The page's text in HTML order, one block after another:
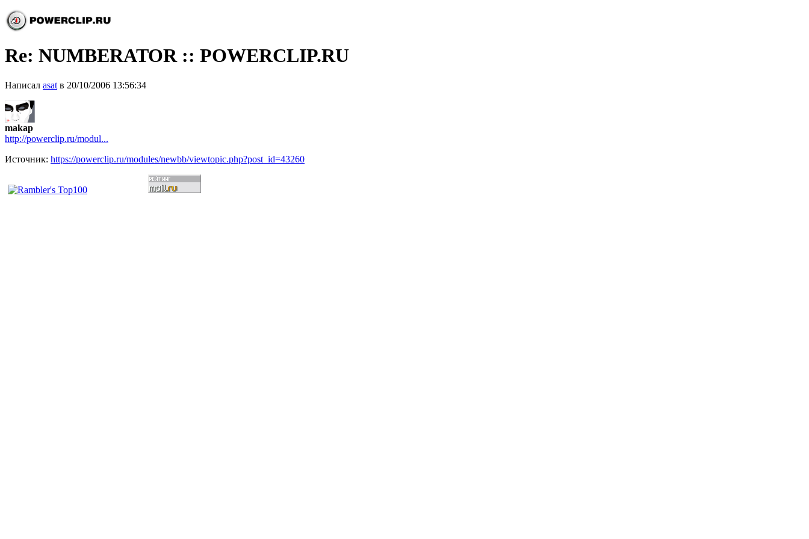
Re: NUMBERATOR :: POWERCLIP.RU
Написал asat в 20/10/2006 13:56:34
makap
http://powerclip.ru/modul...
Источник: https://powerclip.ru/modules/newbb/viewtopic.php?post_id=43260